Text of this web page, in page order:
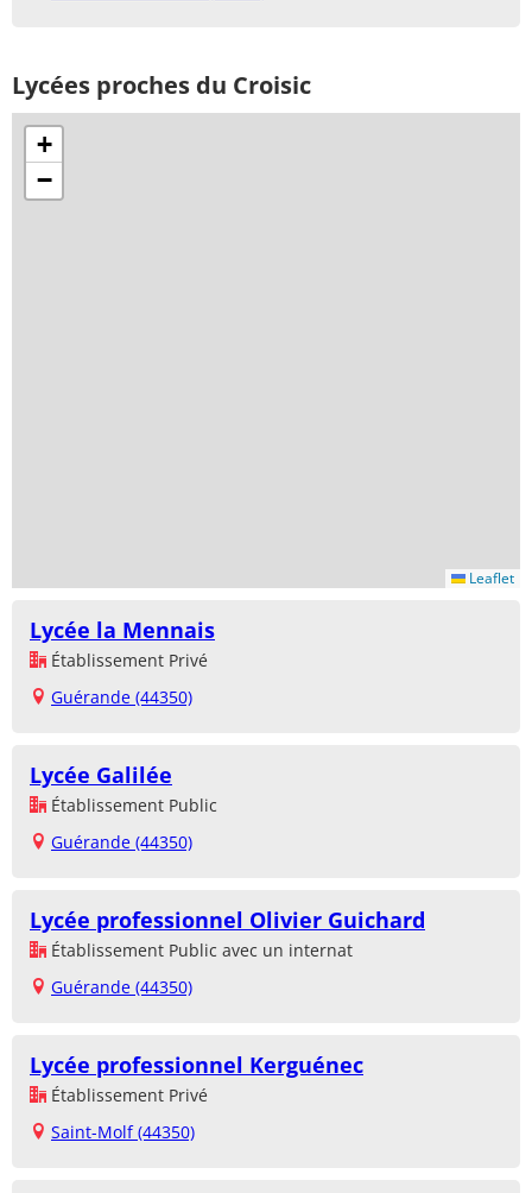
Lycées proches du Croisic
+
−
Leaflet
Lycée la Mennais
Établissement Privé
Guérande (44350)
Lycée Galilée
Établissement Public
Guérande (44350)
Lycée professionnel Olivier Guichard
Établissement Public avec un internat
Guérande (44350)
Lycée professionnel Kerguénec
Établissement Privé
Saint-Molf (44350)